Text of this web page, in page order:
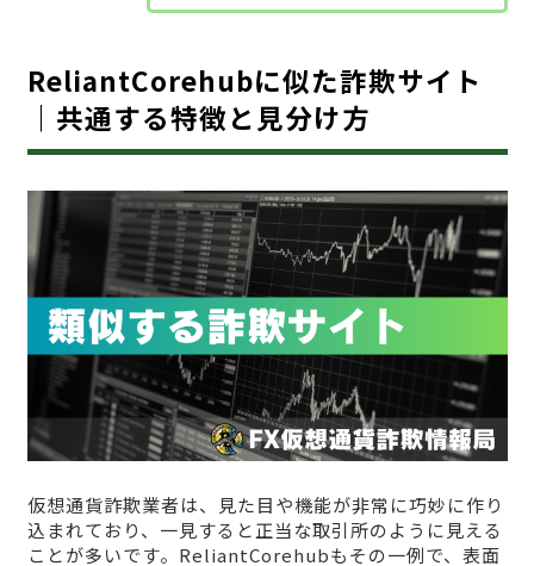
ReliantCorehubに似た詐欺サイト
｜共通する特徴と見分け方
仮想通貨詐欺業者は、見た目や機能が非常に巧妙に作り
込まれており、一見すると正当な取引所のように見える
ことが多いです。ReliantCorehubもその一例で、表面